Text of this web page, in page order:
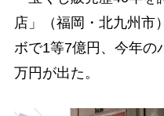
店」（福岡・北九州市
ボで1等7億円、今年の
万円が出た。